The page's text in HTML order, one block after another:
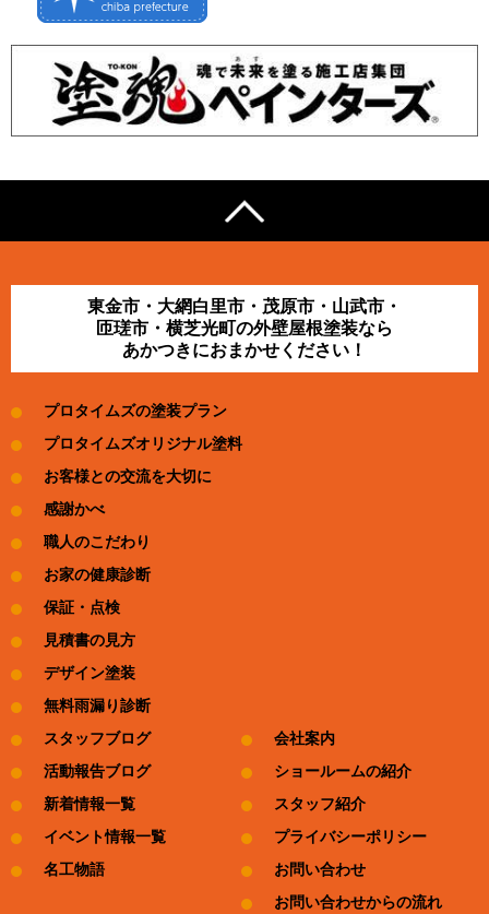
東金市・大網白里市・茂原市・山武市・
匝瑳市・横芝光町の外壁屋根塗装なら
あかつきにおまかせください！
プロタイムズの塗装プラン
プロタイムズオリジナル塗料
お客様との交流を大切に
感謝かべ
職人のこだわり
お家の健康診断
保証・点検
見積書の見方
デザイン塗装
無料雨漏り診断
スタッフブログ
活動報告ブログ
新着情報一覧
イベント情報一覧
名工物語
会社案内
ショールームの紹介
スタッフ紹介
プライバシーポリシー
お問い合わせ
お問い合わせからの流れ